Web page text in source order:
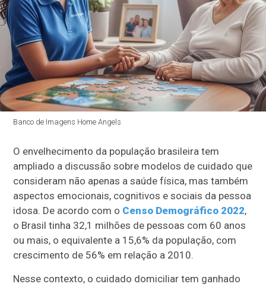
Banco de Imagens Home Angels
O envelhecimento da população brasileira tem
ampliado a discussão sobre modelos de cuidado que
consideram não apenas a saúde física, mas também
aspectos emocionais, cognitivos e sociais da pessoa
idosa. De acordo com o Censo Demográfico 2022,
o Brasil tinha 32,1 milhões de pessoas com 60 anos
ou mais, o equivalente a 15,6% da população, com
crescimento de 56% em relação a 2010.
Nesse contexto, o cuidado domiciliar tem ganhado